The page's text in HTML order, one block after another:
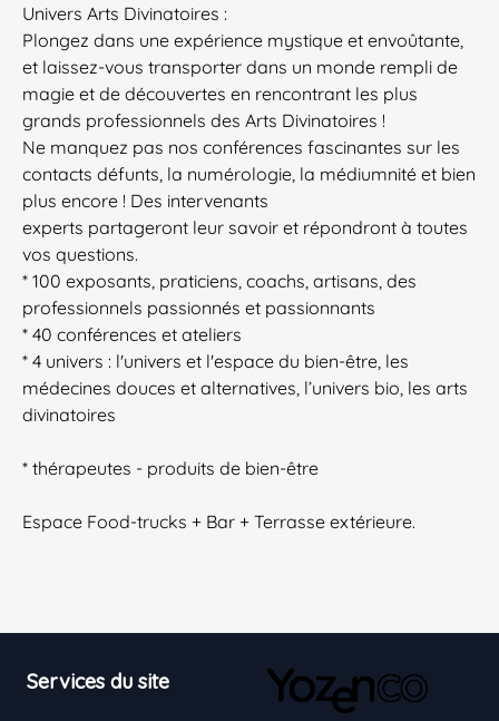
Univers Arts Divinatoires :
Plongez dans une expérience mystique et envoûtante,
et laissez-vous transporter dans un monde rempli de
magie et de découvertes en rencontrant les plus
grands professionnels des Arts Divinatoires !
Ne manquez pas nos conférences fascinantes sur les
contacts défunts, la numérologie, la médiumnité et bien
plus encore ! Des intervenants
experts partageront leur savoir et répondront à toutes
vos questions.
* 100 exposants, praticiens, coachs, artisans, des
professionnels passionnés et passionnants
* 40 conférences et ateliers
* 4 univers : l'univers et l'espace du bien-être, les
médecines douces et alternatives, l’univers bio, les arts
divinatoires
* thérapeutes - produits de bien-être
Espace Food-trucks + Bar + Terrasse extérieure.
Services du site